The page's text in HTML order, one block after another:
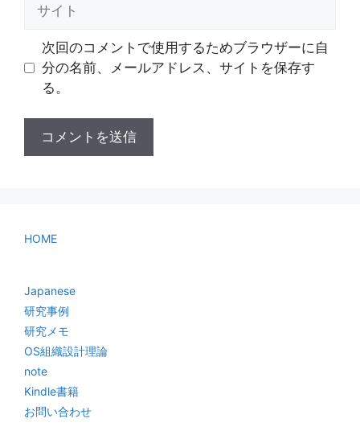
次回のコメントで使用するためブラウザーに自
分の名前、メールアドレス、サイトを保存す
る。
HOME
Japanese
研究事例
研究メモ
OS組織設計理論
note
Kindle書籍
お問い合わせ